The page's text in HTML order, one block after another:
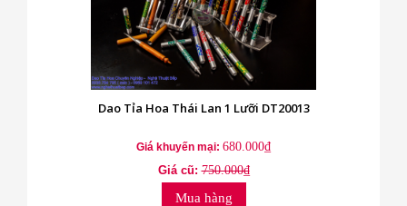
Dao Tỉa Hoa Thái Lan 1 Lưỡi DT20013
Giá khuyến mại: 680.000₫
Giá cũ:750.000₫
Mua hàng